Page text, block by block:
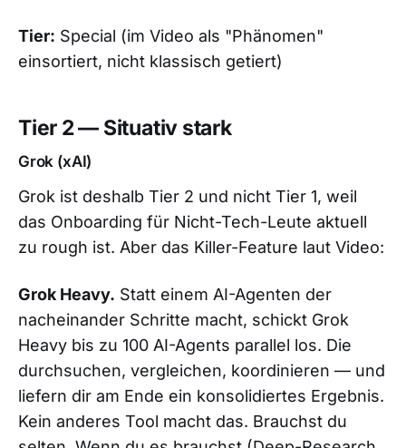
Tier: Special (im Video als "Phänomen"
einsortiert, nicht klassisch getiert)
Tier 2 — Situativ stark
Grok (xAI)
Grok ist deshalb Tier 2 und nicht Tier 1, weil
das Onboarding für Nicht-Tech-Leute aktuell
zu rough ist. Aber das Killer-Feature laut Video:
Grok Heavy. Statt einem AI-Agenten der
nacheinander Schritte macht, schickt Grok
Heavy bis zu 100 AI-Agents parallel los. Die
durchsuchen, vergleichen, koordinieren — und
liefern dir am Ende ein konsolidiertes Ergebnis.
Kein anderes Tool macht das. Brauchst du